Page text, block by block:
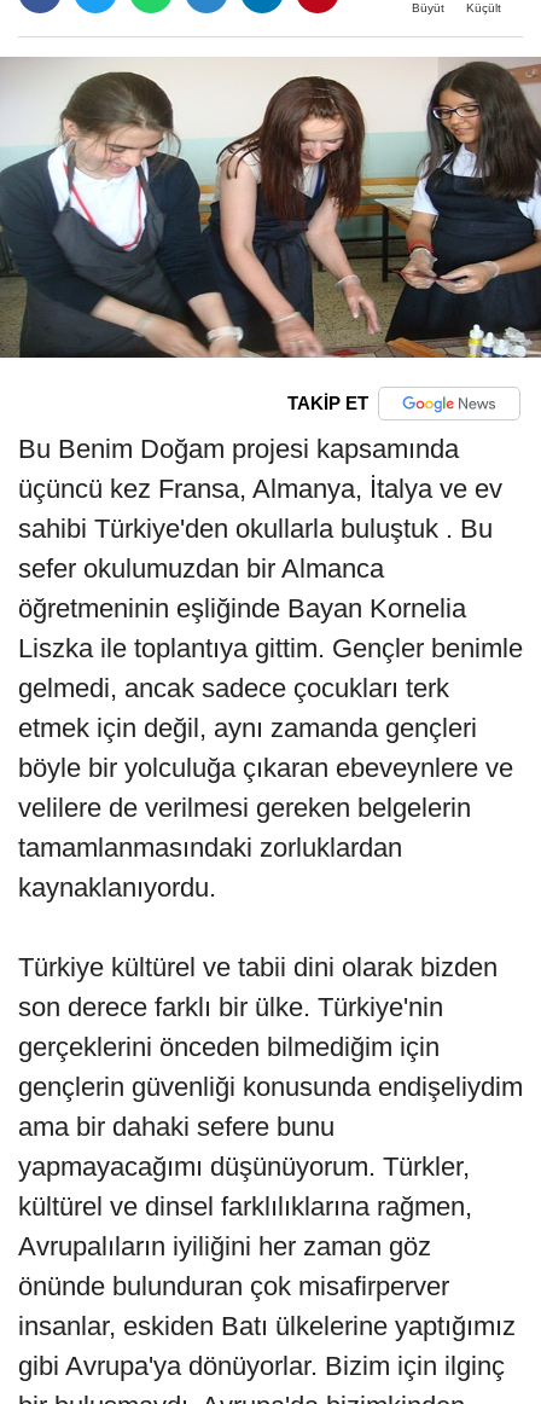
Büyüt Küçült
TAKİP ET
Bu Benim Doğam projesi kapsamında
üçüncü kez Fransa, Almanya, İtalya ve ev
sahibi Türkiye'den okullarla buluştuk . Bu
sefer okulumuzdan bir Almanca
öğretmeninin eşliğinde Bayan Kornelia
Liszka ile toplantıya gittim. Gençler benimle
gelmedi, ancak sadece çocukları terk
etmek için değil, aynı zamanda gençleri
böyle bir yolculuğa çıkaran ebeveynlere ve
velilere de verilmesi gereken belgelerin
tamamlanmasındaki zorluklardan
kaynaklanıyordu.
Türkiye kültürel ve tabii dini olarak bizden
son derece farklı bir ülke. Türkiye'nin
gerçeklerini önceden bilmediğim için
gençlerin güvenliği konusunda endişeliydim
ama bir dahaki sefere bunu
yapmayacağımı düşünüyorum. Türkler,
kültürel ve dinsel farklılıklarına rağmen,
Avrupalıların iyiliğini her zaman göz
önünde bulunduran çok misafirperver
insanlar, eskiden Batı ülkelerine yaptığımız
gibi Avrupa'ya dönüyorlar. Bizim için ilginç